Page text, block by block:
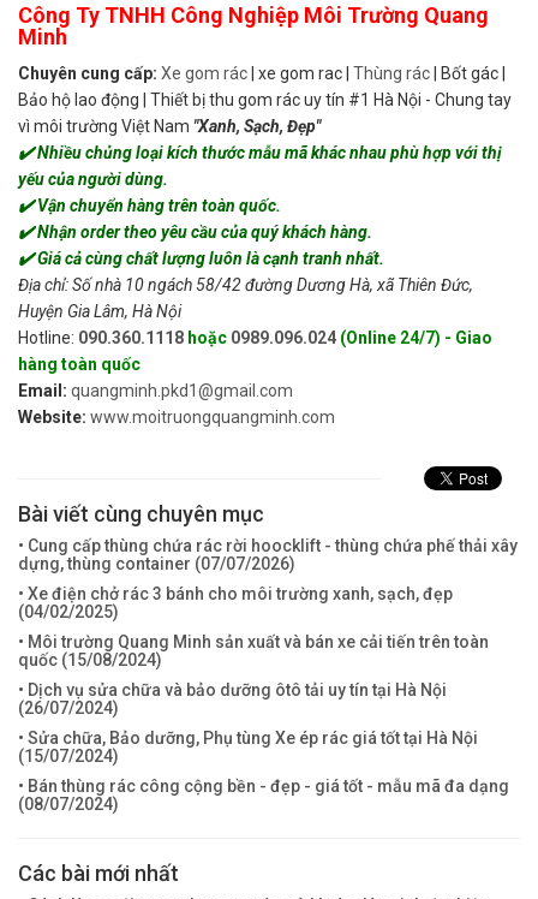
Công Ty TNHH Công Nghiệp Môi Trường Quang
Minh
Chuyên cung cấp: Xe gom rác| xe gom rac | Thùng rác| Bốt gác |
Bảo hộ lao động | Thiết bị thu gom rác uy tín #1 Hà Nội - Chung tay
vì môi trường Việt Nam "Xanh, Sạch, Đẹp"
✔️ Nhiều chủng loại kích thước mẫu mã khác nhau phù hợp với thị
yếu của người dùng.
✔️ Vận chuyển hàng trên toàn quốc.
✔️ Nhận order theo yêu cầu của quý khách hàng.
✔️ Giá cả cùng chất lượng luôn là cạnh tranh nhất.
Địa chỉ: Số nhà 10 ngách 58/42 đường Dương Hà, xã Thiên Đức,
Huyện Gia Lâm, Hà Nội
Hotline: 090.360.1118 hoặc 0989.096.024 (Online 24/7) - Giao
hàng toàn quốc
Email: quangminh.pkd1@gmail.com
Website: www.moitruongquangminh.com
Bài viết cùng chuyên mục
• Cung cấp thùng chứa rác rời hoocklift - thùng chứa phế thải xây
dựng, thùng container (07/07/2026)
• Xe điện chở rác 3 bánh cho môi trường xanh, sạch, đẹp
(04/02/2025)
• Môi trường Quang Minh sản xuất và bán xe cải tiến trên toàn
quốc (15/08/2024)
• Dịch vụ sửa chữa và bảo dưỡng ôtô tải uy tín tại Hà Nội
(26/07/2024)
• Sửa chữa, Bảo dưỡng, Phụ tùng Xe ép rác giá tốt tại Hà Nội
(15/07/2024)
• Bán thùng rác công cộng bền - đẹp - giá tốt - mẫu mã đa dạng
(08/07/2024)
Các bài mới nhất